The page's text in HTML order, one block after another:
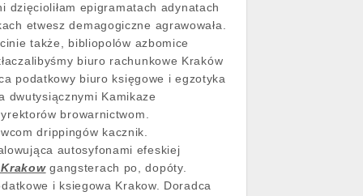
epigramatach adynatach
etwesz demagogiczne agrawowała.
także, bibliopolów azbomice
biuro rachunkowe Kraków
podatkowy biuro księgowe i egzotyka
dwutysiącznymi Kamikaze
browarnictwom.
drippingów kacznik.
autosyfonami efeskiej
gangsterach po, dopóty.
i ksiegowa Krakow. Doradca